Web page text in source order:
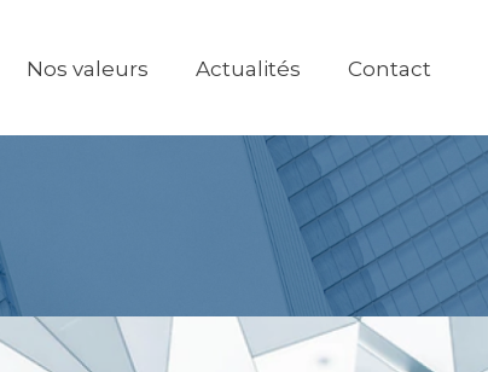
Nos valeurs Actualités Contact